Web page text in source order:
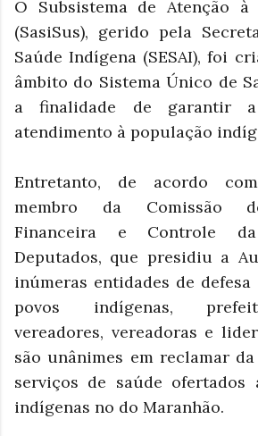
O Subsistema de Atenção à
(SasiSus), gerido pela
Saúde Indígena (SESAI), foi
âmbito do Sistema Único de
a finalidade de garantir
atendimento à população
Entretanto, de acordo
membro da Comissão
Financeira e Controle
Deputados, que presidiu a
inúmeras entidades de
povos indígenas,
vereadores, vereadoras e
são unânimes em reclamar
serviços de saúde ofertados
indígenas no do Maranhão.